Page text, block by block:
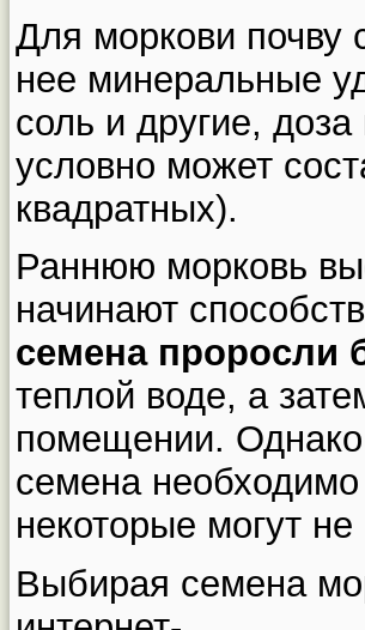
Для моркови почву
нее минеральные
соль и другие,
условно может
квадратных).
Раннюю морковь
начинают
семена проросли
теплой воде, а
помещении. Однако
семена
некоторые могут не
Выбирая семена